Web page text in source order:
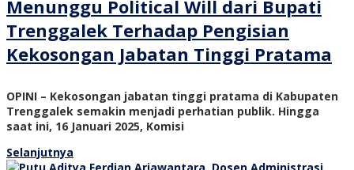
Menunggu Political Will dari Bupati
Trenggalek Terhadap Pengisian
Kekosongan Jabatan Tinggi Pratama
OPINI – Kekosongan jabatan tinggi pratama di Kabupaten
Trenggalek semakin menjadi perhatian publik. Hingga
saat ini, 16 Januari 2025, Komisi
Selanjutnya